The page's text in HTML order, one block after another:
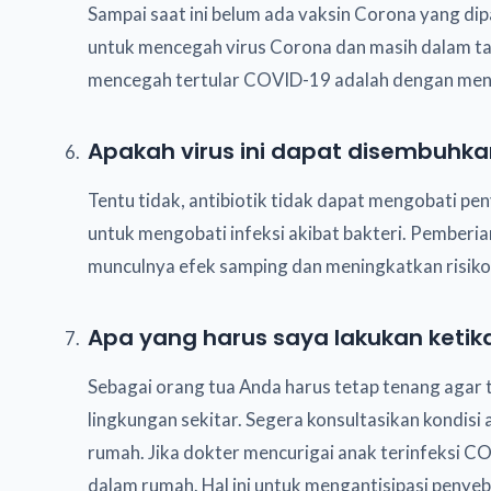
Sampai saat ini belum ada vaksin Corona yang
untuk mencegah virus Corona dan masih dalam
mencegah tertular COVID-19 adalah dengan
Apakah virus ini dapat
Tentu tidak, antibiotik tidak dapat mengobati
untuk mengobati infeksi akibat bakteri.
munculnya efek samping dan meningkatkan
Apa yang harus saya lakukan
Sebagai orang tua Anda harus tetap tenang
lingkungan sekitar. Segera konsultasikan
rumah. Jika dokter mencurigai anak terinfeksi
dalam rumah. Hal ini untuk mengantisipasi